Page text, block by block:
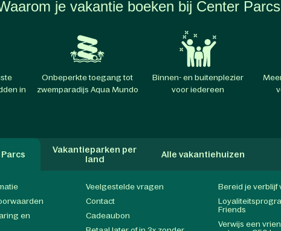
je vakantie boeken bij Center
in
Onbeperkte toegang tot
zwemparadijs Aqua Mundo
Binnen- en buitenplezier
voor iedereen
Vakantieparken per
land
Alle vakantiehuizen
en
Veelgestelde vragen
Contact
Cadeaubon
Bereid je verblijf
Friends
Verwijs een